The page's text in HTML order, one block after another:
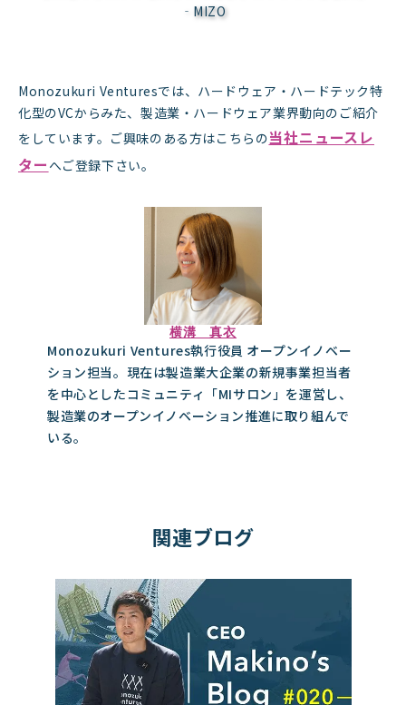
‐MIZO
Monozukuri Venturesでは、ハードウェア・ハードテック特
化型のVCからみた、製造業・ハードウェア業界動向のご紹介
をしています。ご興味のある方はこちらの当社ニュースレ
ター へご登録下さい。
横溝 真衣
Monozukuri Ventures執行役員 オープンイノベー
ション担当。現在は製造業大企業の新規事業担当者
を中心としたコミュニティ「MIサロン」を運営し、
製造業のオープンイノベーション推進に取り組んで
いる。
関連ブログ